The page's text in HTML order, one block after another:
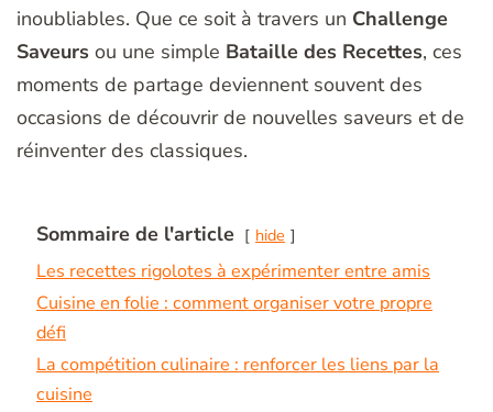
inoubliables. Que ce soit à travers un Challenge
Saveurs ou une simple Bataille des Recettes, ces
moments de partage deviennent souvent des
occasions de découvrir de nouvelles saveurs et de
réinventer des classiques.
Sommaire de l'article hide
Les recettes rigolotes à expérimenter entre amis
Cuisine en folie : comment organiser votre propre
défi
La compétition culinaire : renforcer les liens par la
cuisine